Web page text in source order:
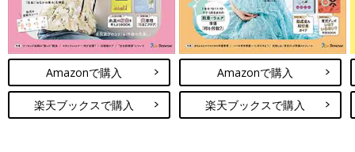
Amazonで購入
楽天ブックスで購入
Amazonで購入
楽天ブックスで購入